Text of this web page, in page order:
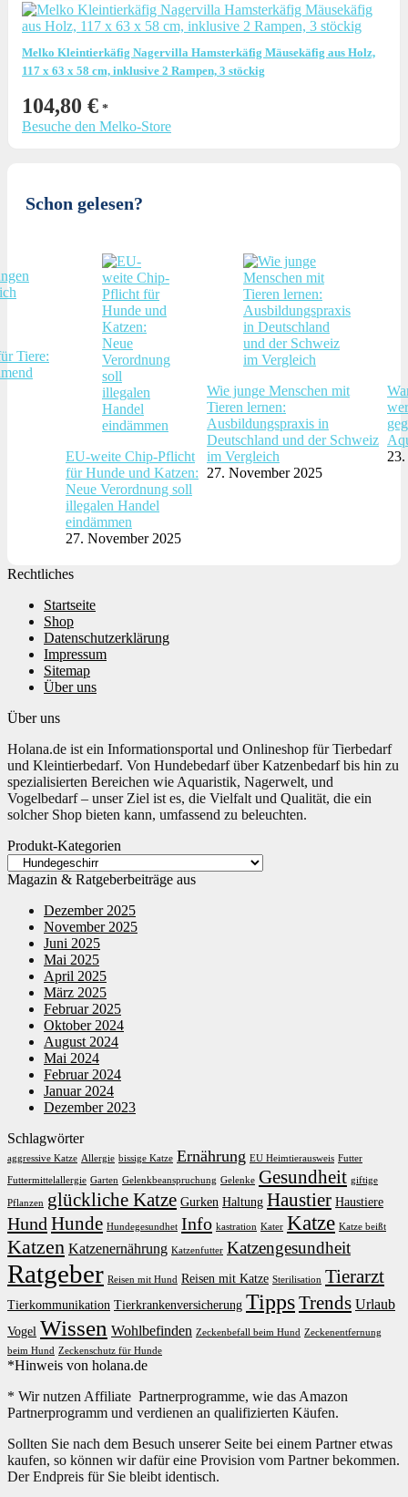
Melko Kleintierkäfig Nagervilla Hamsterkäfig Mäusekäfig aus Holz,
117 x 63 x 58 cm, inklusive 2 Rampen, 3 stöckig
104,80 €
Besuche den Melko-Store
Schon gelesen?
Tiere:
EU-weite Chip-Pflicht
für Hunde und Katzen:
Neue Verordnung soll
illegalen Handel
eindämmen
27. November 2025
Wie junge Menschen mit
Tieren lernen:
Ausbildungspraxis in
Deutschland und der Schweiz
im Vergleich
27. November 2025
Rechtliches
Startseite
Shop
Datenschutzerklärung
Impressum
Sitemap
Über uns
Über uns
Holana.de ist ein Informationsportal und Onlineshop für Tierbedarf
und Kleintierbedarf. Von Hundebedarf über Katzenbedarf bis hin zu
spezialisierten Bereichen wie Aquaristik, Nagerwelt, und
Vogelbedarf – unser Ziel ist es, die Vielfalt und Qualität, die ein
solcher Shop bieten kann, umfassend zu beleuchten.
Produkt-Kategorien
Magazin & Ratgeberbeiträge aus
Dezember 2025
November 2025
Juni 2025
Mai 2025
April 2025
März 2025
Februar 2025
Oktober 2024
August 2024
Mai 2024
Februar 2024
Januar 2024
Dezember 2023
Schlagwörter
aggressive Katze Allergie bissige Katze Ernährung EU Heimtierausweis Futter
Futtermittelallergie Garten Gelenkbeanspruchung Gelenke Gesundheit giftige
Pflanzen glückliche Katze Gurken Haltung Haustier Haustiere
Hund Hunde Hundegesundhet Info kastration Kater Katze Katze beißt
Katzen Katzenernährung Katzenfutter Katzengesundheit
Ratgeber Reisen mit Hund Reisen mit Katze Sterilisation Tierarzt
Tierkommunikation Tierkrankenversicherung TippsTrends Urlaub
Vogel Wissen Wohlbefinden Zeckenbefall beim Hund Zeckenentfernung
beim Hund Zeckenschutz für Hunde
*Hinweis von holana.de
* Wir nutzen Affiliate Partnerprogramme, wie das Amazon
Partnerprogramm und verdienen an qualifizierten Käufen.
Sollten Sie nach dem Besuch unserer Seite bei einem Partner etwas
kaufen, so können wir dafür eine Provision vom Partner bekommen.
Der Endpreis für Sie bleibt identisch.